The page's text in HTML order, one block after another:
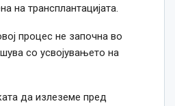
на трансплантацијата.
процес не започна во
со усвојувањето на
да излеземе пред